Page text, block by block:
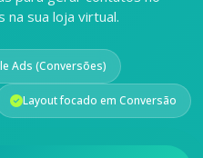
na sua loja virtual.
Ads (Conversões)
Layout focado em Conversão